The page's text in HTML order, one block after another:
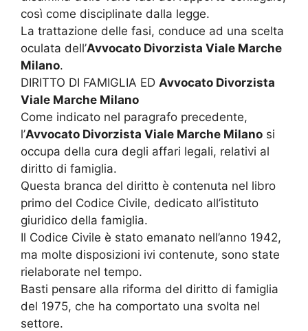
così come disciplinate dalla legge.
La trattazione delle fasi, conduce ad una scelta
oculata dell’Avvocato Divorzista Viale Marche
Milano.
DIRITTO DI FAMIGLIA ED Avvocato Divorzista
Viale Marche Milano
Come indicato nel paragrafo precedente,
l’Avvocato Divorzista Viale Marche Milano si
occupa della cura degli affari legali, relativi al
diritto di famiglia.
Questa branca del diritto è contenuta nel libro
primo del Codice Civile, dedicato all’istituto
giuridico della famiglia.
Il Codice Civile è stato emanato nell’anno 1942,
ma molte disposizioni ivi contenute, sono state
rielaborate nel tempo.
Basti pensare alla riforma del diritto di famiglia
del 1975, che ha comportato una svolta nel
settore.